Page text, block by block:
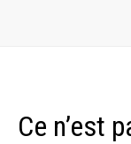
Ce n’est